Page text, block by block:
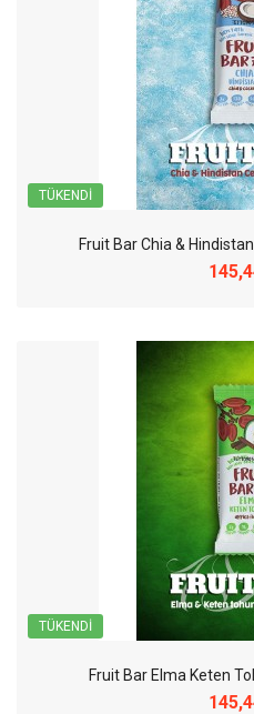
TÜKENDI
Fruit Bar Chia &
TÜKENDI
Fruit Bar Elma Keten